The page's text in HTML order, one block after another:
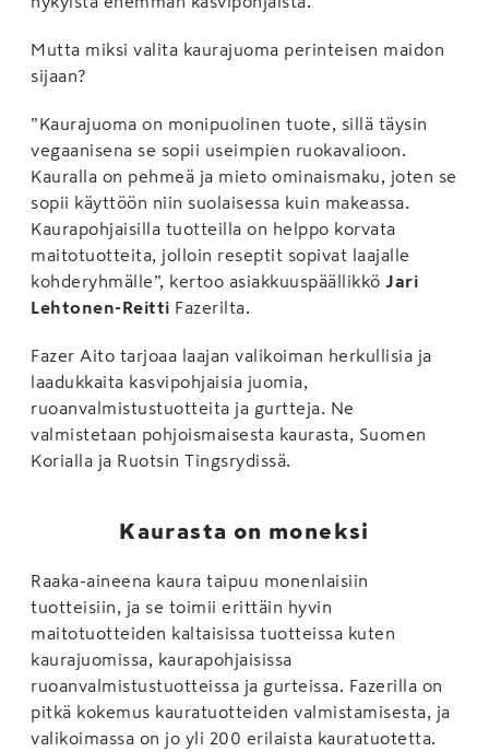
Mutta miksi valita kaurajuoma perinteisen maidon
sijaan?
”Kaurajuoma on monipuolinen tuote, sillä täysin
vegaanisena se sopii useimpien ruokavalioon.
Kauralla on pehmeä ja mieto ominaismaku, joten se
sopii käyttöön niin suolaisessa kuin makeassa.
Kaurapohjaisilla tuotteilla on helppo korvata
maitotuotteita, jolloin reseptit sopivat laajalle
kohderyhmälle”, kertoo asiakkuuspäällikkö Jari
Lehtonen-Reitti Fazerilta.
Fazer Aito tarjoaa laajan valikoiman herkullisia ja
laadukkaita kasvipohjaisia juomia,
ruoanvalmistustuotteita ja gurtteja. Ne
valmistetaan pohjoismaisesta kaurasta, Suomen
Korialla ja Ruotsin Tingsrydissä.
Kaurasta on moneksi
Raaka-aineena kaura taipuu monenlaisiin
tuotteisiin, ja se toimii erittäin hyvin
maitotuotteiden kaltaisissa tuotteissa kuten
kaurajuomissa, kaurapohjaisissa
ruoanvalmistustuotteissa ja gurteissa. Fazerilla on
pitkä kokemus kauratuotteiden valmistamisesta, ja
valikoimassa on jo yli 200 erilaista kauratuotetta.